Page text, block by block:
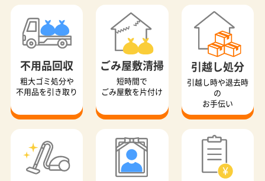
不用品回収
粗大ゴミ処分や
不用品を引き取り
ごみ屋敷清掃
短時間で
ごみ屋敷を片付け
引越し処分
引越し時や退去時
の
お手伝い